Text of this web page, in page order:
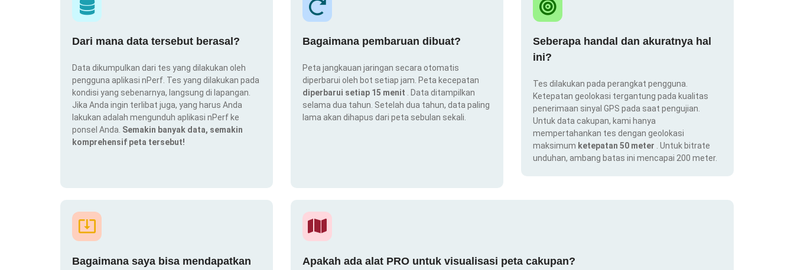
Dari mana data tersebut berasal?
Data dikumpulkan dari tes yang dilakukan oleh
pengguna aplikasi nPerf. Tes yang dilakukan pada
kondisi yang sebenarnya, langsung di lapangan.
Jika Anda ingin terlibat juga, yang harus Anda
lakukan adalah mengunduh aplikasi nPerf ke
ponsel Anda. Semakin banyak data, semakin
komprehensif peta tersebut!
Bagaimana pembaruan dibuat?
Peta jangkauan jaringan secara otomatis
diperbarui oleh bot setiap jam. Peta kecepatan
diperbarui setiap 15 menit
. Data ditampilkan
selama dua tahun. Setelah dua tahun, data paling
lama akan dihapus dari peta sebulan sekali.
Seberapa handal dan akuratnya hal
ini?
Tes dilakukan pada perangkat pengguna.
Ketepatan geolokasi tergantung pada kualitas
penerimaan sinyal GPS pada saat pengujian.
Untuk data cakupan, kami hanya
mempertahankan tes dengan geolokasi
maksimum ketepatan 50 meter
. Untuk bitrate
unduhan, ambang batas ini mencapai 200 meter.
Bagaimana saya bisa mendapatkan
Apakah ada alat PRO untuk visualisasi peta cakupan?